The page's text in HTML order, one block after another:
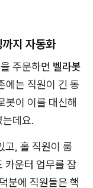
지 자동화
주문하면 벨라봇
에는 직원이 긴 동
봇이 이를 대신해
데요.
고, 홀 직원이 룸
카운터 업무를 잠
분에 직원들은 핵